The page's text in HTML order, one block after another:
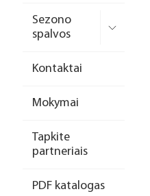
Sezono
spalvos
Kontaktai
Mokymai
Tapkite
partneriais
PDF katalogas